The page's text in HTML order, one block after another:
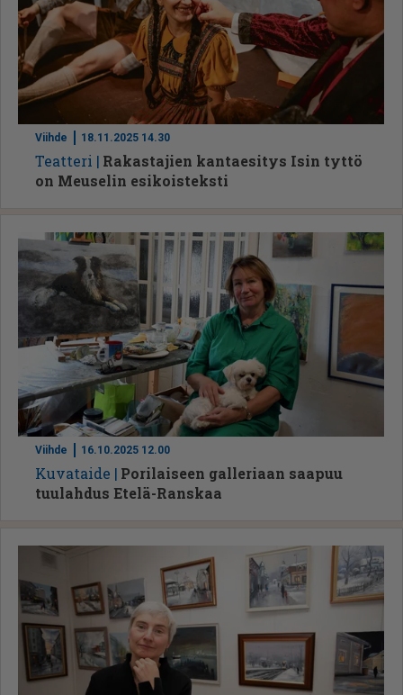
Viihde 18.11.2025 14.30
Te­at­te­ri
Rakastajien kantaesitys Isin tyttö
on Meuselin esikoisteksti
Viihde 16.10.2025 12.00
Ku­va­tai­de
Porilaiseen galleriaan saapuu
tuulahdus Etelä-Ranskaa